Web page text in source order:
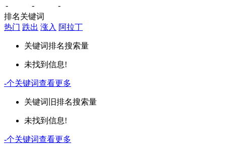
-
-
-
排名关键词
热门 跌出 涨入 阿拉丁
关键词排名搜索量
未找到信息!
-个关键词查看更多
关键词 旧排名搜索量
未找到信息!
-个关键词查看更多